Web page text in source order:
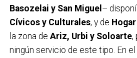
Basozelai y San Miguel –
Cívicos y Culturales, y de
la zona de Ariz, Urbi y Soloarte,
ningún servicio de este tipo. En